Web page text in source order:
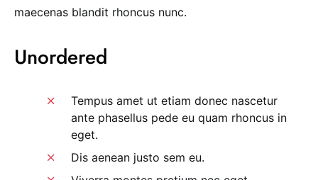
maecenas blandit rhoncus nunc.
Unordered
Tempus amet ut etiam donec nascetur
ante phasellus pede eu quam rhoncus in
eget.
Dis aenean justo sem eu.